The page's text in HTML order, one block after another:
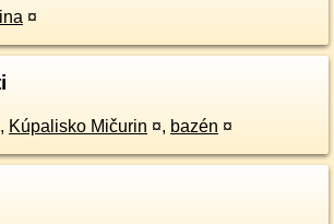
¤
, Kúpalisko Mičurin ¤, bazén ¤